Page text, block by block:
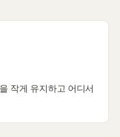
작게 유지하고 어디서